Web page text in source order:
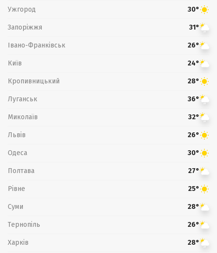
Ужгород 30°
Запоріжжя 31°
Івано-Франківськ 26°
Київ 24°
Кропивницький 28°
Луганськ 36°
Миколаїв 32°
Львів 26°
Одеса 30°
Полтава 27°
Рівне 25°
Суми 28°
Тернопіль 26°
Харків 28°